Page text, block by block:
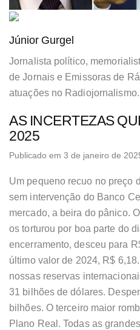
Júnior Gurgel
Jornalista político,
de Jornais e Emissoras de
atuações no Radiojornalismo.
AS INCERTEZAS
2025
Publicado em 3 de janeiro de
Um pequeno recuo no preço
sem intervenção do Banco
mercado, a beira do pânico.
os torturou por boa parte do
encerramento, desceu para
último valor de 2024, R$
nossas reservas
31 bilhões de dólares.
bilhões. O terceiro maior
Plano Real. Todas as